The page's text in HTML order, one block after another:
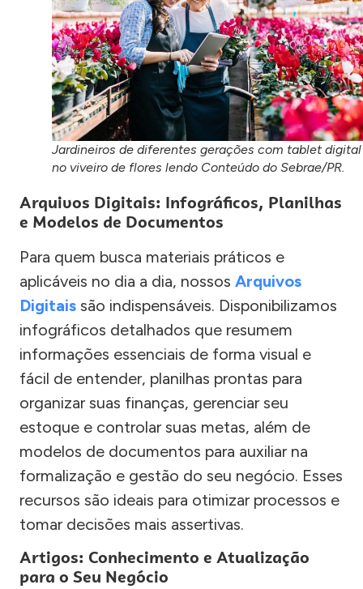
Jardineiros de diferentes gerações com tablet digital
no viveiro de flores lendo Conteúdo do Sebrae/PR.
Arquivos Digitais: Infográficos, Planilhas
e Modelos de Documentos
Para quem busca materiais práticos e
aplicáveis no dia a dia, nossos Arquivos
Digitais são indispensáveis. Disponibilizamos
infográficos detalhados que resumem
informações essenciais de forma visual e
fácil de entender, planilhas prontas para
organizar suas finanças, gerenciar seu
estoque e controlar suas metas, além de
modelos de documentos para auxiliar na
formalização e gestão do seu negócio. Esses
recursos são ideais para otimizar processos e
tomar decisões mais assertivas.
Artigos: Conhecimento e Atualização
para o Seu Negócio